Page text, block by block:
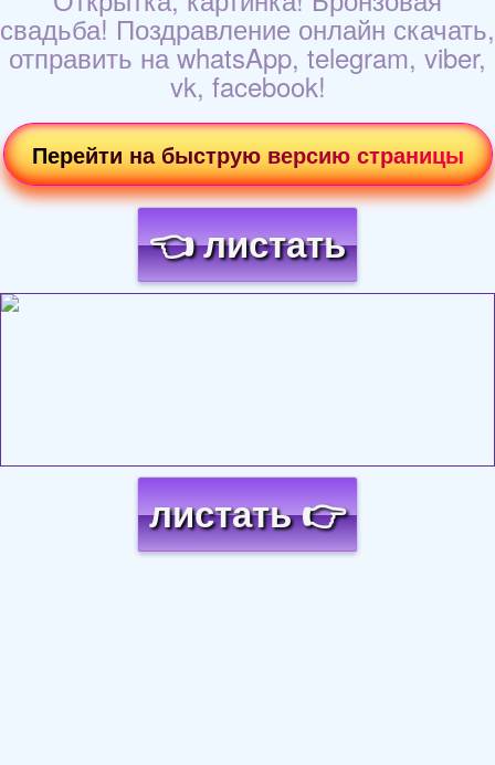
свадьба! Поздравление онлайн скачать,
отправить на whatsApp, telegram, viber,
vk, facebook!
Перейти на быструю версию страницы
👈 листать
листать 👉